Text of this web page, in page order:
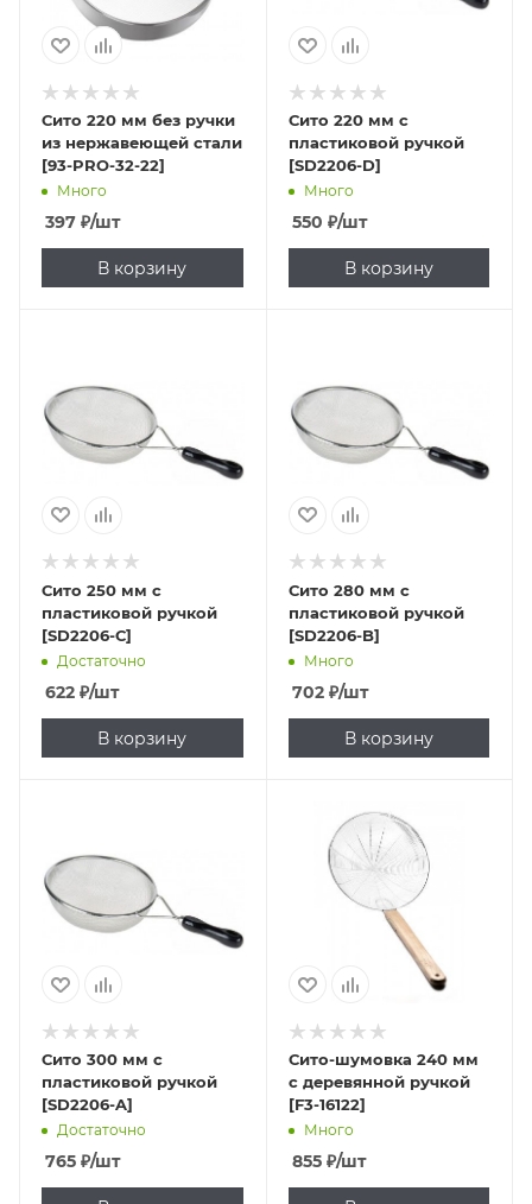
Сито 220 мм без ручки
из нержавеющей стали
[93-PRO-32-22]
Много
397 ₽/шт
В корзину
Сито 220 мм с
пластиковой ручкой
[SD2206-D]
Много
550 ₽/шт
В корзину
Сито 250 мм с
пластиковой ручкой
[SD2206-С]
Достаточно
622 ₽/шт
В корзину
Сито 280 мм с
пластиковой ручкой
[SD2206-B]
Много
702₽/шт
В корзину
Сито 300 мм с
пластиковой ручкой
[SD2206-A]
Достаточно
765 ₽/шт
Сито-шумовка 240 мм
с деревянной ручкой
[F3-16122]
Много
855₽/шт